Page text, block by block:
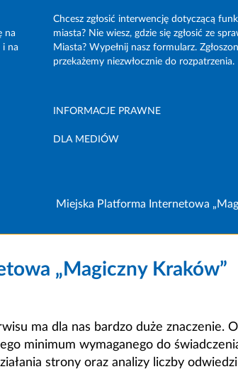
na
i na
Chcesz zgłosić interwencję dotyczącą
miasta? Nie wiesz, gdzie się zgłosić ze
Miasta? Wypełnij nasz formularz.
przekażemy niezwłocznie do rozpatrzenia.
INFORMACJE PRAWNE
DLA MEDIÓW
Miejska Platforma Internetowa
„Magiczny Kraków”
ma dla nas bardzo duże znaczenie.
minimum wymaganego do
strony oraz analizy liczby